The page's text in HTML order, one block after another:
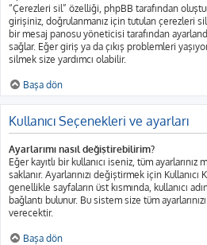
“Çerezleri sil” özelliği, phpBB tarafından
girişiniz, doğrulanmanız için tutulan çerezleri
bir mesaj panosu yöneticisi tarafından
sağlar. Eğer giriş ya da çıkış problemleri
silmek size yardımcı olabilir.
Başa dön
Kullanıcı Seçenekleri ve ayarları
Ayarlarımı nasıl değiştirebilirim?
Eğer kayıtlı bir kullanıcı iseniz, tüm
saklanır. Ayarlarınızı değiştirmek için
genellikle sayfaların üst kısmında, kullanıcı
bağlantı bulunur. Bu sistem size tüm
verecektir.
Başa dön